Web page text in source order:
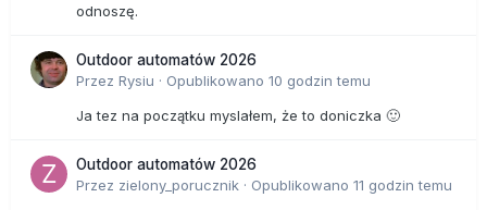
odnoszę.
Outdoor automatów 2026
Przez Rysiu · Opublikowano 10 godzin temu
Ja tez na początku myslałem, że to doniczka 🙂
Outdoor automatów 2026
Przez zielony_porucznik · Opublikowano 11 godzin temu